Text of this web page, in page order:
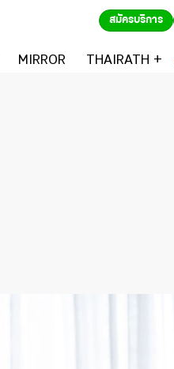
สมัครบริการ
MIRROR THAIRATH +